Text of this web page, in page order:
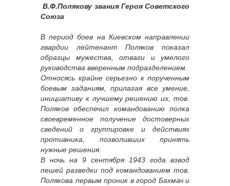
В.Ф.Полякову звания Героя Советского
Союза
В период боев на Киевском направлении
гвардии лейтенант Поляков показал
образцы мужества, отваги и умелого
руководства вверенным подразделением.
Относясь крайне серьезно к порученным
боевым заданиям, прилагая все умение,
инициативу к лучшему решению их, тов.
Поляков обеспечил командованию полка
своевременное получение достоверных
сведений о группировке и действиях
противника, позволивших принять
нужные решения.
В ночь на 9 сентября 1943 года взвод
пешей разведки под командованием тов.
Полякова первым проник в город Бахмач и